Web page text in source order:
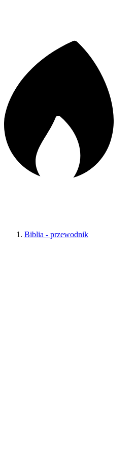
Biblia - przewodnik